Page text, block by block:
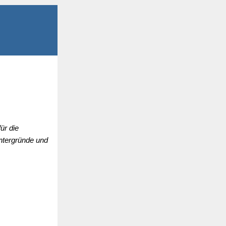
die
und